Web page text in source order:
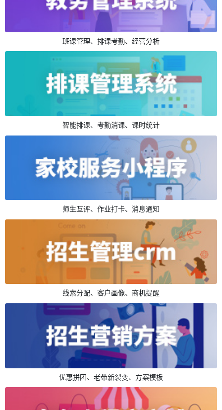
班课管理、排课考勤、经营分析
智能排课、考勤消课、课时统计
师生互评、作业打卡、消息通知
线索分配、客户画像、商机提醒
优惠拼团、老带新裂变、方案模板